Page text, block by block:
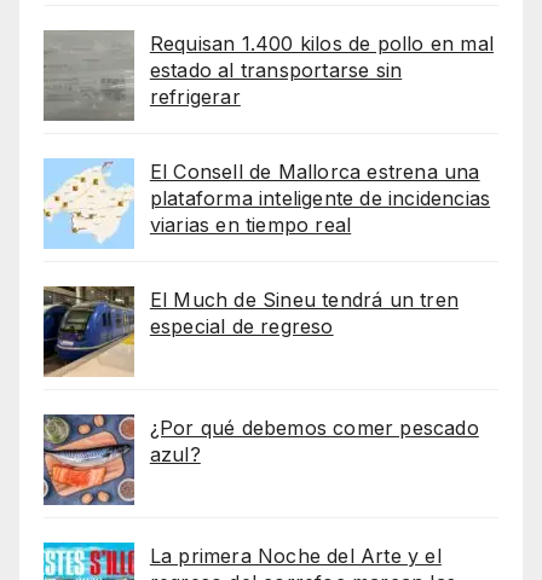
Requisan 1.400 kilos de pollo en mal
estado al transportarse sin
refrigerar
El Consell de Mallorca estrena una
plataforma inteligente de incidencias
viarias en tiempo real
El Much de Sineu tendrá un tren
especial de regreso
¿Por qué debemos comer pescado
azul?
La primera Noche del Arte y el